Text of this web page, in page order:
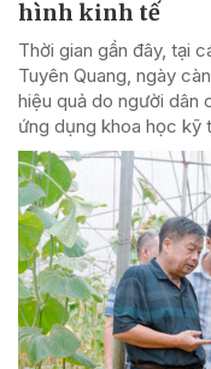
hình kinh tế
Thời gian gần đây, tại
Tuyên Quang, ngày
hiệu quả do người dân
ứng dụng khoa học kỹ